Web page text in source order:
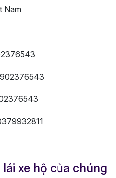
Nam
xe hộ của chúng